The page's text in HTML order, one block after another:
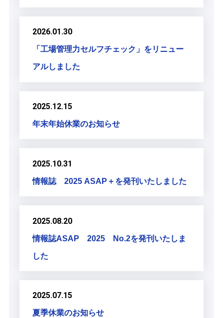
2026.01.30
「工場管理力セルフチェック」をリニュー
アルしました
2025.12.15
年末年始休業のお知らせ
2025.10.31
情報誌 2025 ASAP＋を発刊いたしました
2025.08.20
情報誌ASAP 2025 No.2を発刊いたしま
した
2025.07.15
夏季休業のお知らせ